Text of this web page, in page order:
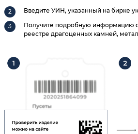
Введите УИН, указанный на бирке
Получите подробную информацию
реестре драгоценных камней,